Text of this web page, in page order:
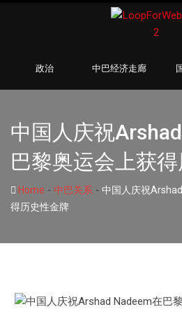
政治 中巴经济走廊
中国人庆祝
巴黎奥运会上获
Home - 中巴关系 - 中国人庆祝
得历史性金牌